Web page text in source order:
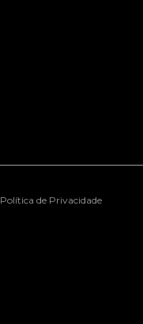
Política de Privacidade